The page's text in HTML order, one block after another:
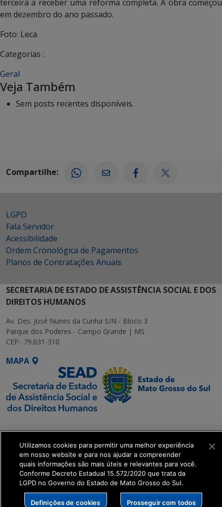
terceira a receber uma reforma completa. A obra começou
em dezembro do ano passado.
Foto: Leca
Categorias :
Geral
Veja Também
Sem posts recentes disponíveis.
Compartilhe:
LGPD
Fala Servidor
Acessibilidade
Ordem Cronológica de Pagamentos
Planos de Contratações Anuais
SECRETARIA DE ESTADO DE ASSISTÊNCIA SOCIAL E DOS
DIREITOS HUMANOS
Av. Des. José Nunes da Cunha S/N - Bloco 3
Parque dos Poderes - Campo Grande | MS
CEP.: 79.031-310
MAPA
Executiva de
Transformação Digital
get_footer();
Utilizamos cookies para permitir uma melhor experiência
em nosso website e para nos ajudar a compreender
quais informações são mais úteis e relevantes para você.
Conforme Decreto Estadual 15.572/2020 que trata da
LGPD no Governo do Estado de Mato Grosso do Sul.
Definições de cookies Prosseguir com todos